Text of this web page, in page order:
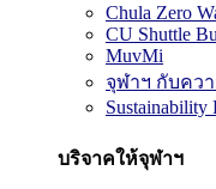
Chula Zero
CU Shuttle
MuvMi
จุฬาฯ กับคว
Sustainability
บริจาคให้จุฬาฯ